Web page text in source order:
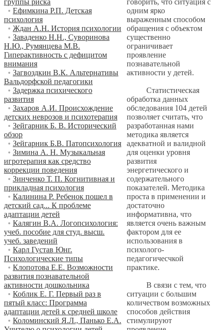
• Ефимкина Р.П. Детская
психология
• Ждан А.Н. История психологии
• Заваденко Н.Н., Суворинова
Н.Ю., Румянцева М.В.
Гиперактивность с дефицитом
внимания
• Загвоздкин В.К. Альтернативы
Вальдорфской педагогики
• Задержка психического
развития
• Захаров А.И. Происхождение
детских неврозов и психотерапия
• Зейгарник Б. В. Исторический
обзор
• Зейгарник Б.В. Патопсихология
• Зимина А. Н. Музыкальная
игротерапия как средство
коррекции поведения
• Зинченко Т. П. Когнитивная и
прикладная психология
• Калинина Р. Ребенок пошел в
детский сад... К проблеме
адаптации детей
• Калягин В.А. Логопсихология:
учеб. пособие для студ. высш.
учеб. заведений
• Карл Густав Юнг.
Психологические типы
• Клопотова Е.Е. Возможности
развития познавательной
активности дошкольника
• Коблик Е. Г. Первый раз в
пятый класс: Программа
адаптации детей к средней школе
• Коломинский Я.Л., Панько Е.А.
одним ярко
выраженным способом
обращения с объектом
существенно
ограничивает
проявление
познавательной
активности у детей.
Статистическая
обработка данных
обследования 104 детей
позволяет считать, что
разработанная нами
методика является
адекватной и валидной
для оценки уровня
развития
энергетического и
содержательного
показателей. Методика
проста в применении и
достаточно
информативна, что
является очень важным
фактором для ее
использования в
психолого-
педагогичесчкой
практике.
В связи с тем, что
ситуации с большим
количеством возможных
способов действия
стимулируют